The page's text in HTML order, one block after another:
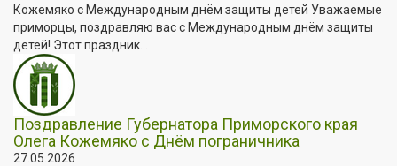
Кожемяко с Международным днём защиты детей Уважаемые
приморцы, поздравляю вас с Международным днём защиты
детей! Этот праздник...
Поздравление Губернатора Приморского края
Олега Кожемяко с Днём пограничника
27.05.2026